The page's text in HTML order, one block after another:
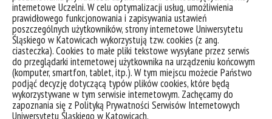
internetowe Uczelni. W celu optymalizacji usług, umożliwienia
prawidłowego funkcjonowania i zapisywania ustawień
poszczególnych użytkowników, strony internetowe Uniwersytetu
Śląskiego w Katowicach wykorzystują tzw. cookies (z ang.
ciasteczka). Cookies to małe pliki tekstowe wysyłane przez serwis
do przeglądarki internetowej użytkownika na urządzeniu końcowym
(komputer, smartfon, tablet, itp.). W tym miejscu możecie Państwo
podjąć decyzję dotyczącą typów plików cookies, które będą
wykorzystywane w tym serwisie internetowym. Zachęcamy do
zapoznania się z Polityką Prywatności Serwisów Internetowych
Uniwersytetu Śląskiego w Katowicach.
Dodatkowe informacje:
EUIPO PES Brochure 2023-2024
EUIPO Pan-European Steal General Instructions Guideline
2023-2024
EPO-PES-YPP General Instruction Guidelienes 2023-2024